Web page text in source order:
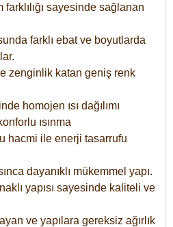
sayesinde sağlanan
farklı ebat ve boyutlarda
zenginlik katan geniş renk
homojen ısı dağılımı
ısınma
hacmi ile enerji tasarrufu
dayanıklı mükemmel yapı.
yapısı sayesinde kaliteli ve
ve yapılara gereksiz ağırlık